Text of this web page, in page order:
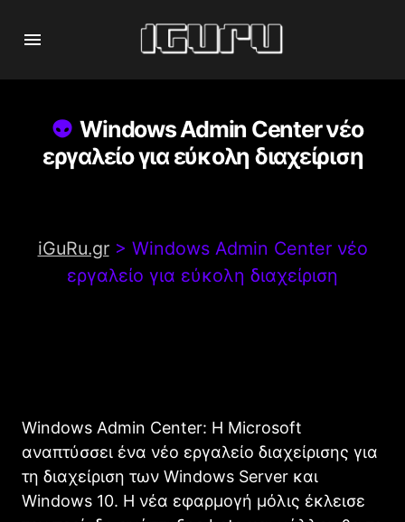
Windows Admin Center νέο
εργαλείο για εύκολη διαχείριση
iGuRu.gr> Windows Admin Center νέο
εργαλείο για εύκολη διαχείριση
Windows Admin Center: Η Microsoft
αναπτύσσει ένα νέο εργαλείο διαχείρισης για
τη διαχείριση των Windows Server και
Windows 10. Η νέα εφαρμογή μόλις έκλεισε